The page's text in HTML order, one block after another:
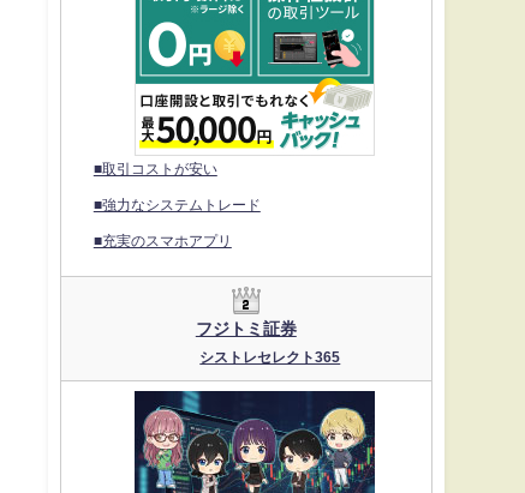
■取引コストが安い
■強力なシステムトレード
■充実のスマホアプリ
フジトミ証券
シストレセレクト365